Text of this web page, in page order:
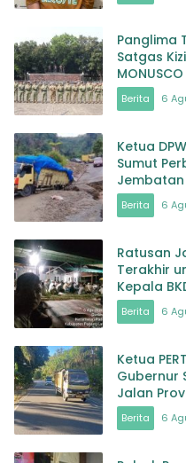
Panglima
Satgas
MONUSCO
Berita 6
Ketua
Sumut
Jembatan
Berita 6
Ratusan
Terakhir
Kepala
Berita 6
Ketua
Gubernur
Jalan
Berita 6